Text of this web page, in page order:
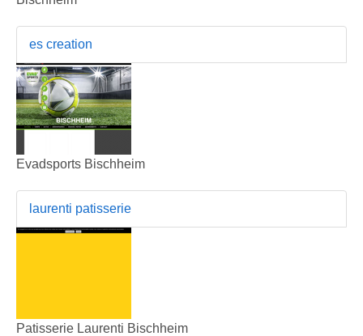
es creation
Evadsports Bischheim
laurenti patisserie
Patisserie Laurenti Bischheim